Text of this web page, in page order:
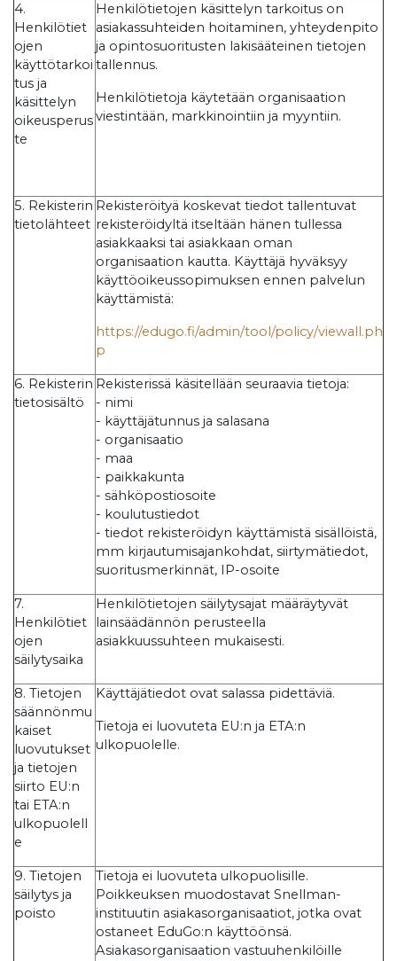
4.
Henkilötiet
ojen
käyttötarkoi
tus ja
käsittelyn
oikeusperus
te
Henkilötietojen käsittelyn tarkoitus on
asiakassuhteiden hoitaminen, yhteydenpito
ja opintosuoritusten lakisääteinen tietojen
tallennus.
Henkilötietoja käytetään organisaation
viestintään, markkinointiin ja myyntiin.
5. Rekisterin
tietolähteet
Rekisteröityä koskevat tiedot tallentuvat
rekisteröidyltä itseltään hänen tullessa
asiakkaaksi tai asiakkaan oman
organisaation kautta. Käyttäjä hyväksyy
käyttöoikeussopimuksen ennen palvelun
käyttämistä:
https://edugo.fi/admin/tool/policy/viewall.ph
p
6. Rekisterin
tietosisältö
Rekisterissä käsitellään seuraavia tietoja:
- nimi
- käyttäjätunnus ja salasana
- organisaatio
- maa
- paikkakunta
- sähköpostiosoite
- koulutustiedot
- tiedot rekisteröidyn käyttämistä sisällöistä,
mm kirjautumisajankohdat, siirtymätiedot,
suoritusmerkinnät, IP-osoite
7.
Henkilötiet
ojen
säilytysaika
Henkilötietojen säilytysajat määräytyvät
lainsäädännön perusteella
asiakkuussuhteen mukaisesti.
8. Tietojen
säännönmu
kaiset
luovutukset
ja tietojen
siirto EU:n
tai ETA:n
ulkopuolell
e
Käyttäjätiedot ovat salassa pidettäviä.
Tietoja ei luovuteta EU:n ja ETA:n
ulkopuolelle.
9. Tietojen
säilytys ja
poisto
Tietoja ei luovuteta ulkopuolisille.
Poikkeuksen muodostavat Snellman-
instituutin asiakasorganisaatiot, jotka ovat
ostaneet EduGo:n käyttöönsä.
Asiakasorganisaation vastuuhenkilöille